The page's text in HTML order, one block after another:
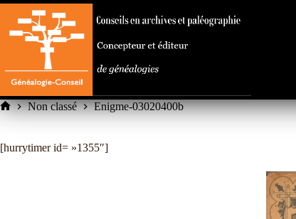
Passer
contenu
Accueil
Non classé Enigme-03020400b
[hurrytimer id= »1355″]